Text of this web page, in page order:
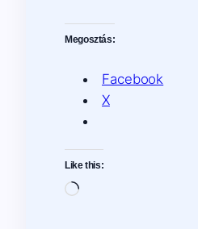
Megosztás:
Facebook
X
Like this:
Loading…